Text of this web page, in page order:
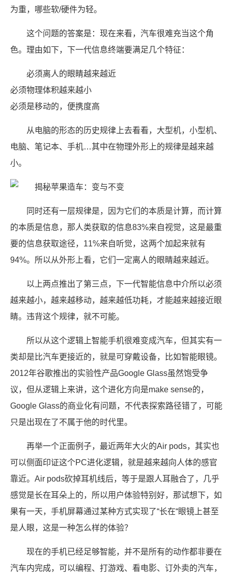
为重，哪些软/硬件为轻。
这个问题的答案是：现在来看，汽车很难充当这个角
色。理由如下，下一代信息终端要满足几个特征：
必须离人的眼睛越来越近
必须物理体积越来越小
必须是移动的，便携度高
从电脑的形态的历史规律上去看看，大型机，小型机、
电脑、笔记本、手机…其中在物理外形上的规律是越来越
小。
同时还有一层规律是，因为它们的本质是计算，而计算
的本质是信息，那人类获取的信息83%来自视觉，这是最重
要的信息获取途径，11%来自听觉，这两个加起来就有
94%。所以从外形上看，它们一定离人的眼睛越来越近。
以上两点推出了第三点，下一代智能信息中介所以必须
越来越小，越来越移动，越来越低功耗，才能越来越接近眼
睛。违背这个规律，就不可能。
所以从这个逻辑上智能手机很难变成汽车，但其实有一
类却是比汽车更接近的，就是可穿戴设备，比如智能眼镜。
2012年谷歌推出的实验性产品Google Glass虽然饱受争
议，但从逻辑上来讲，这个进化方向是make sense的，
Google Glass的商业化有问题，不代表探索路径错了，可能
只是出现在了不属于他的时代里。
再举一个正面例子，最近两年大火的Air pods，其实也
可以侧面印证这个PC进化逻辑，就是越来越向人体的感官
靠近。Air pods砍掉耳机线后，等于是跟人耳融合了，几乎
感觉是长在耳朵上的，所以用户体验特别好，那试想下，如
果有一天，手机屏幕通过某种方式实现了“长在“眼镜上甚至
是人眼，这是一种怎么样的体验？
现在的手机已经足够智能，并不是所有的动作都非要在
汽车内完成，可以编程、打游戏、看电影、订外卖的汽车，